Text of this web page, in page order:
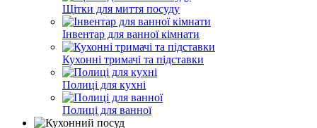
Щітки для миття посуду
Інвентар для ванної кімнати
Кухонні тримачі та підставки
Полиці для кухні
Полиці для ванної